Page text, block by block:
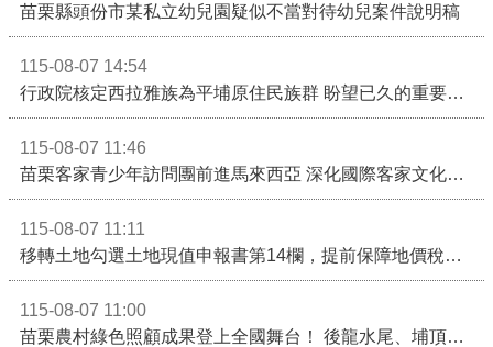
苗栗縣頭份市某私立幼兒園疑似不當對待幼兒案件說明稿
115-08-07 14:54
行政院核定西拉雅族為平埔原住民族群 盼望已久的重要時刻到來！8月13日起受理民族成員名冊登記
115-08-07 11:46
苗栗客家青少年訪問團前進馬來西亞 深化國際客家文化交流
115-08-07 11:11
移轉土地勾選土地現值申報書第14欄，提前保障地價稅節稅權益
115-08-07 11:00
苗栗農村綠色照顧成果登上全國舞台！ 後龍水尾、埔頂社區前進2026高齡健康產業博覽會